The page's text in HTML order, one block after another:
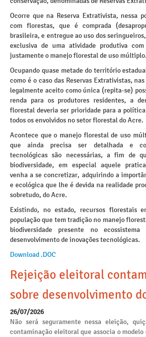
Ocorre que na Reserva Extrativista, nessa
com florestas, que é comprada
brasileira, e entregue ao uso dos
exclusiva de uma atividade produtiva
justamente o manejo florestal de uso múltiplo.
Ocupando quase metade do território
como é o caso das Reservas Extrativistas,
legalmente aceito como única (repita-se)
renda para os produtores residentes, a
florestal deveria ser prioridade para a
todos os envolvidos no setor florestal do Acre.
Acontece que o manejo florestal de uso
que ainda precisa ser detalhada e
tecnológicas são necessárias, a fim de
biodiversidade, em especial aquele
venha a se concretizar, adquirindo a
e ecológica que lhe é devida na realidade
sobretudo, do Acre.
Existindo, no estado, recursos florestais
população que tem tradição no manejo
biodiversidade presente no
desenvolvimento de inovações tecnológicas.
Download .DOC
Rejeição eleitoral
sobre desenvolvimento
26/07/2026
Não será seguramente nessa eleição,
contaminação eleitoral que associa o modelo